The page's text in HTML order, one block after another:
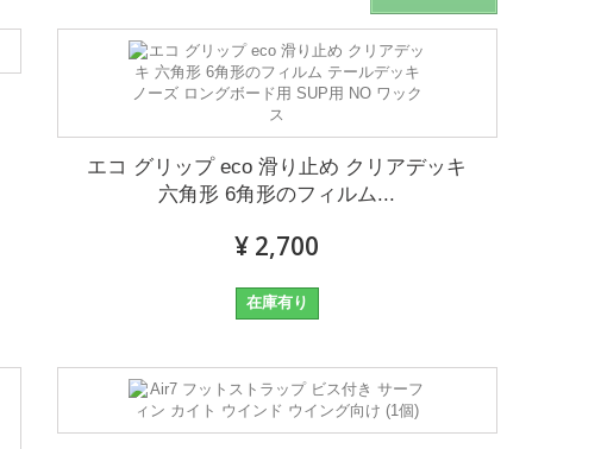
エコ グリップ eco 滑り止め クリアデッキ
六角形 6角形のフィルム...
¥ 2,700
在庫有り